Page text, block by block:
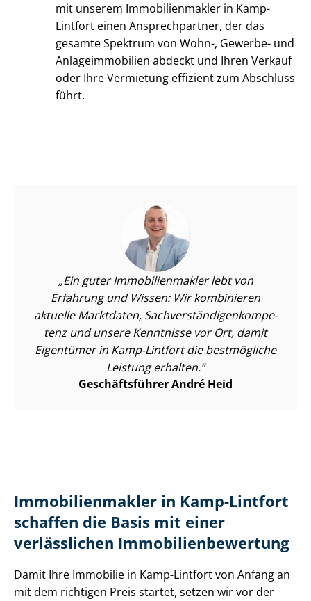
mit unserem Im­mo­bi­li­en­mak­ler in Kamp-
Lintfort einen Ansprechpartner, der das
gesamte Spektrum von Wohn-, Gewerbe- und
An­la­ge­im­mo­bi­li­en abdeckt und Ihren Verkauf
oder Ihre Vermietung effizient zum Abschluss
führt.
Ein guter Im­mo­bi­li­en­mak­ler lebt von
Erfahrung und Wissen: Wir kombinieren
aktuelle Marktdaten, Sach­ver­stän­di­gen­kom­pe­
tenz und unsere Kenntnisse vor Ort, damit
Eigentümer in Kamp-Lintfort die bestmögliche
Leistung erhalten.
Geschäftsführer André Heid
Im­mo­bi­li­en­mak­ler in Kamp-Lintfort
schaffen die Basis mit einer
verlässlichen Im­mo­bi­li­en­be­wer­tung
Damit Ihre Immobilie in Kamp-Lintfort von Anfang an
mit dem richtigen Preis startet, setzen wir vor der